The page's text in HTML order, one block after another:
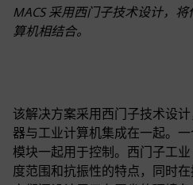
MACS 采用西门子技术设计，
算机相结合。
该解决方案采用西门子技术设计
器与工业计算机集成在一起。一
模块一起用于控制。西门子工
度范围和抗振性的特点，同时在